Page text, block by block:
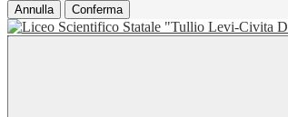
Annulla Conferma